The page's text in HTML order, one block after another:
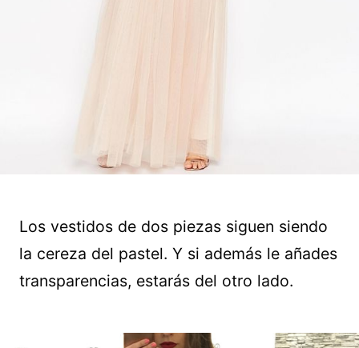
Los vestidos de dos piezas siguen siendo
la cereza del pastel. Y si además le añades
transparencias, estarás del otro lado.